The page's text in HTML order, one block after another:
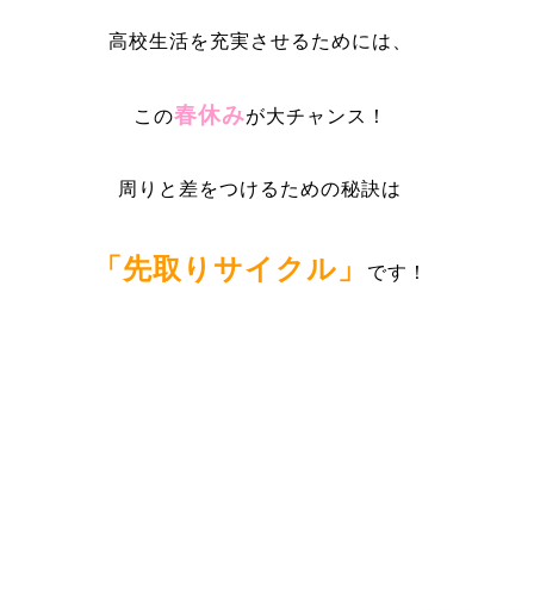
高校生活を充実させるためには、
この春休みが大チャンス！
周りと差をつけるための秘訣は
「先取りサイクル」 です！